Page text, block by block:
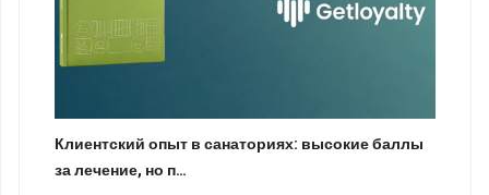
Клиентский опыт в санаториях: высокие баллы
за лечение, но п…